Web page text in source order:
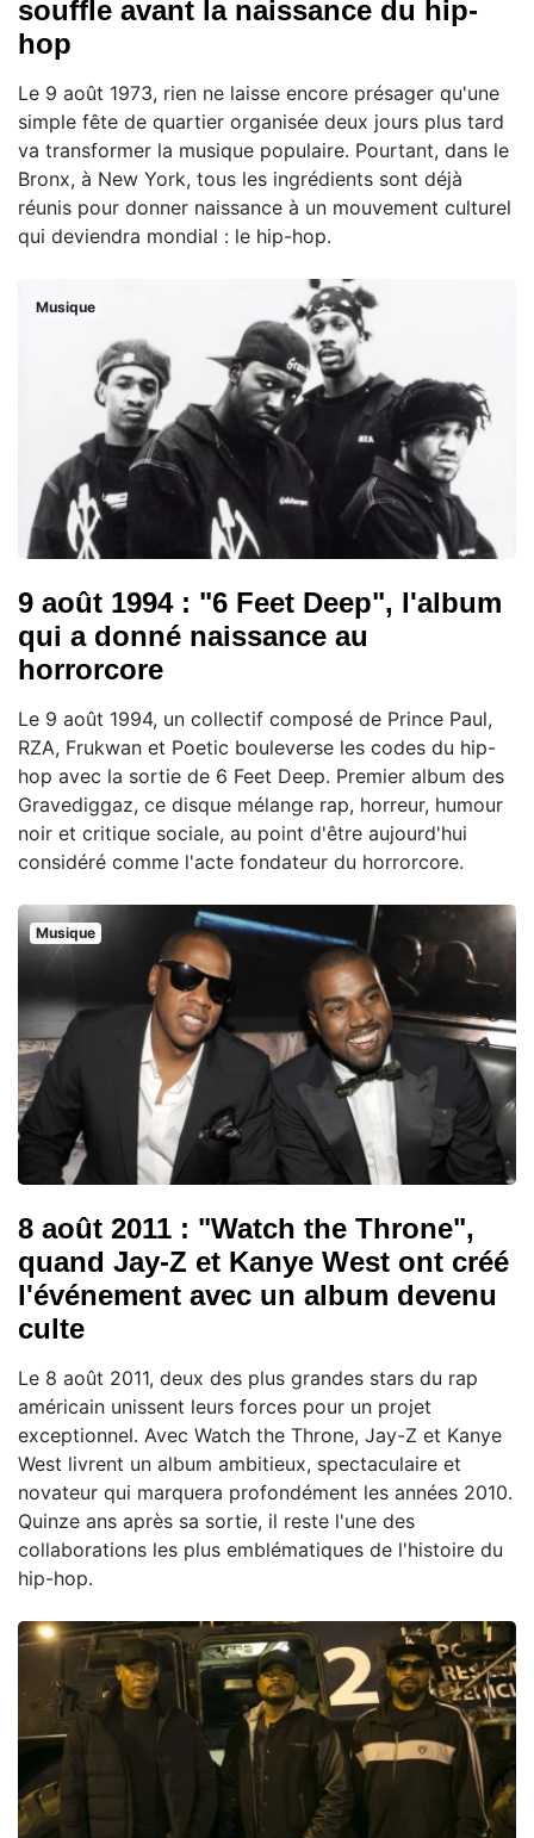
souffle avant la naissance du hip-
hop
Le 9 août 1973, rien ne laisse encore présager qu'une
simple fête de quartier organisée deux jours plus tard
va transformer la musique populaire. Pourtant, dans le
Bronx, à New York, tous les ingrédients sont déjà
réunis pour donner naissance à un mouvement culturel
qui deviendra mondial : le hip-hop.
Musique
9 août 1994 : "6 Feet Deep", l'album
qui a donné naissance au
horrorcore
Le 9 août 1994, un collectif composé de Prince Paul,
RZA, Frukwan et Poetic bouleverse les codes du hip-
hop avec la sortie de 6 Feet Deep. Premier album des
Gravediggaz, ce disque mélange rap, horreur, humour
noir et critique sociale, au point d'être aujourd'hui
considéré comme l'acte fondateur du horrorcore.
Musique
8 août 2011 : "Watch the Throne",
quand Jay-Z et Kanye West ont créé
l'événement avec un album devenu
culte
Le 8 août 2011, deux des plus grandes stars du rap
américain unissent leurs forces pour un projet
exceptionnel. Avec Watch the Throne, Jay-Z et Kanye
West livrent un album ambitieux, spectaculaire et
novateur qui marquera profondément les années 2010.
Quinze ans après sa sortie, il reste l'une des
collaborations les plus emblématiques de l'histoire du
hip-hop.